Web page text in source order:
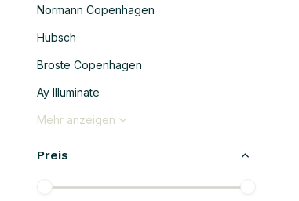
Normann Copenhagen
Hubsch
Broste Copenhagen
Ay Illuminate
Mehr anzeigen
Preis